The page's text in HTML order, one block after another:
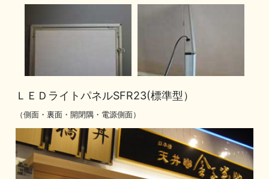
ＬＥＤライトパネルSFR23(標準型）
（側面・裏面・開閉隅・電源側面）